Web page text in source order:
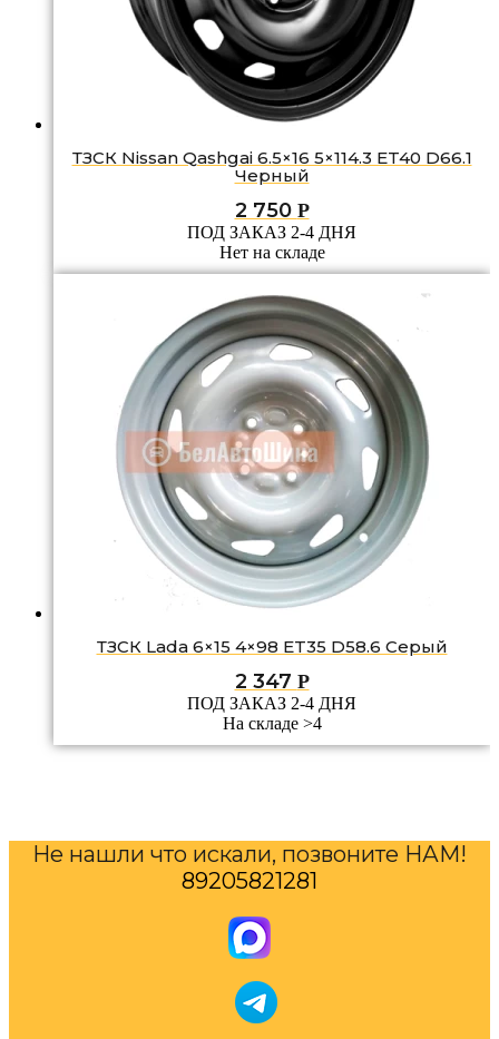
ТЗСК Nissan Qashgai 6.5×16 5×114.3 ET40 D66.1
Черный
2 750 Р
ПОД ЗАКАЗ 2-4 ДНЯ
Нет на складе
ТЗСК Lada 6×15 4×98 ET35 D58.6 Серый
2 347 Р
ПОД ЗАКАЗ 2-4 ДНЯ
На складе >4
Не нашли что искали, позвоните НАМ!
89205821281